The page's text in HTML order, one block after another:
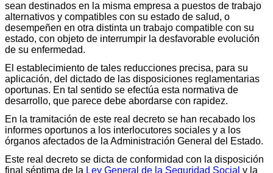
sean destinados en la misma empresa a puestos de trabajo
alternativos y compatibles con su estado de salud, o
desempeñen en otra distinta un trabajo compatible con su
estado, con objeto de interrumpir la desfavorable evolución
de su enfermedad.
El establecimiento de tales reducciones precisa, para su
aplicación, del dictado de las disposiciones reglamentarias
oportunas. En tal sentido se efectúa esta normativa de
desarrollo, que parece debe abordarse con rapidez.
En la tramitación de este real decreto se han recabado los
informes oportunos a los interlocutores sociales y a los
órganos afectados de la Administración General del Estado.
Este real decreto se dicta de conformidad con la disposición
final séptima de la Ley General de la Seguridad Social y la